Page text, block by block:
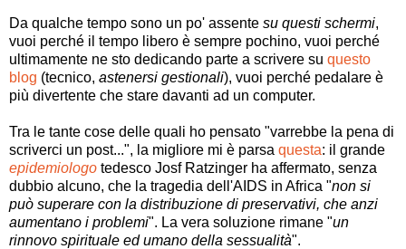
Da qualche tempo sono un po' assente su questi schermi,
vuoi perché il tempo libero è sempre pochino, vuoi perché
ultimamente ne sto dedicando parte a scrivere su questo
blog (tecnico, astenersi gestionali), vuoi perché pedalare è
più divertente che stare davanti ad un computer.
Tra le tante cose delle quali ho pensato "varrebbe la pena di
scriverci un post...", la migliore mi è parsa questa: il grande
epidemiologo tedesco Josf Ratzinger ha affermato, senza
dubbio alcuno, che la tragedia dell'AIDS in Africa "non si
può superare con la distribuzione di preservativi, che anzi
aumentano i problemi". La vera soluzione rimane "un
rinnovo spirituale ed umano della sessualità".